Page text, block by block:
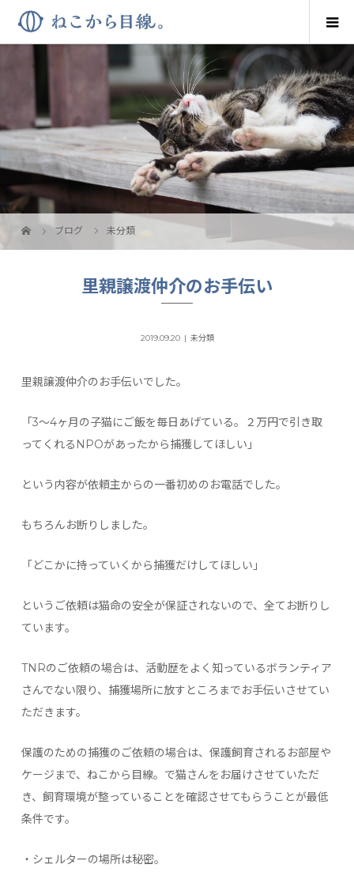
ブログ 未分類
里親譲渡仲介のお手伝い
2019.09.20 未分類
里親譲渡仲介のお手伝いでした。
「3〜4ヶ月の子猫にご飯を毎日あげている。２万円で引き取
ってくれるNPOがあったから捕獲してほしい」
という内容が依頼主からの一番初めのお電話でした。
もちろんお断りしました。
「どこかに持っていくから捕獲だけしてほしい」
というご依頼は猫命の安全が保証されないので、全てお断りし
ています。
TNRのご依頼の場合は、活動歴をよく知っているボランティア
さんでない限り、捕獲場所に放すところまでお手伝いさせてい
ただきます。
保護のための捕獲のご依頼の場合は、保護飼育されるお部屋や
ケージまで、ねこから目線。で猫さんをお届けさせていただ
き、飼育環境が整っていることを確認させてもらうことが最低
条件です。
・シェルターの場所は秘密。